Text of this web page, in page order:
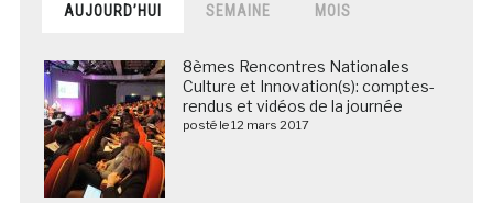
AUJOURD’HUI SEMAINE MOIS
8èmes Rencontres Nationales
Culture et Innovation(s): comptes-
rendus et vidéos de la journée
posté le 12 mars 2017